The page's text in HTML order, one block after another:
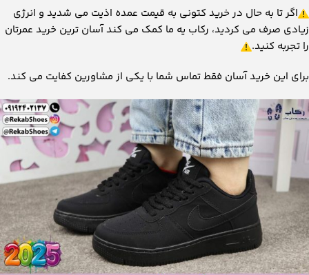
اگر تا به حال در خرید کتونی به قیمت عمده اذیت می شدید و انرژی
زیادی صرف می کردید، رکاب یه ما کمک می کند آسان ترین خرید عمرتان
را تجربه کنید.
برای این خرید آسان فقط تماس شما با یکی از مشاورین کفایت می کند.